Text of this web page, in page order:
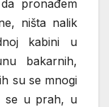
pronađem
ništa nalik
kabini u
bakarnih,
su se mnogi
se u prah, u